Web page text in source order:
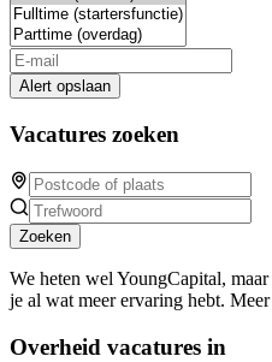
Alert opslaan
Vacatures zoeken
Zoeken
We heten wel YoungCapital,
je al wat meer ervaring hebt.
Overheid vacatures in